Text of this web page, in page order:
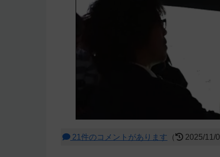
21件のコメントがあります （ 2025/11/